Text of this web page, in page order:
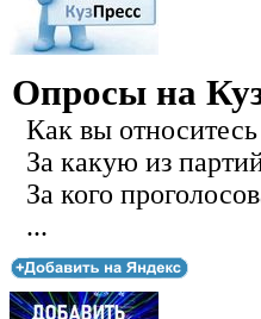
Опросы на
Как вы
За какую из
За кого
...